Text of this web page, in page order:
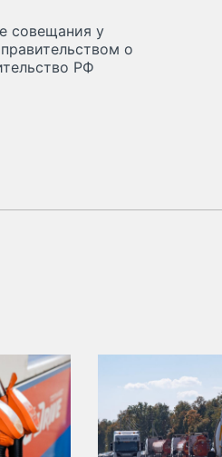
совещания у
о
РФ